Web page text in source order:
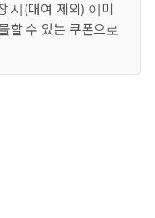
시(대여 제외) 이미
할 수 있는 쿠폰으로